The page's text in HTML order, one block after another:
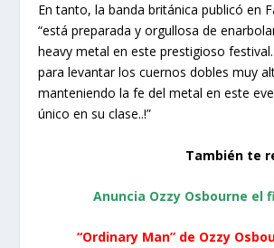
En tanto, la banda británica publicó en
“está preparada y orgullosa de
heavy metal en este prestigioso
para levantar los cuernos dobles muy
manteniendo la fe del metal en este
único en su clase..!”
También te
Anuncia Ozzy Osbourne el
“Ordinary Man” de Ozzy